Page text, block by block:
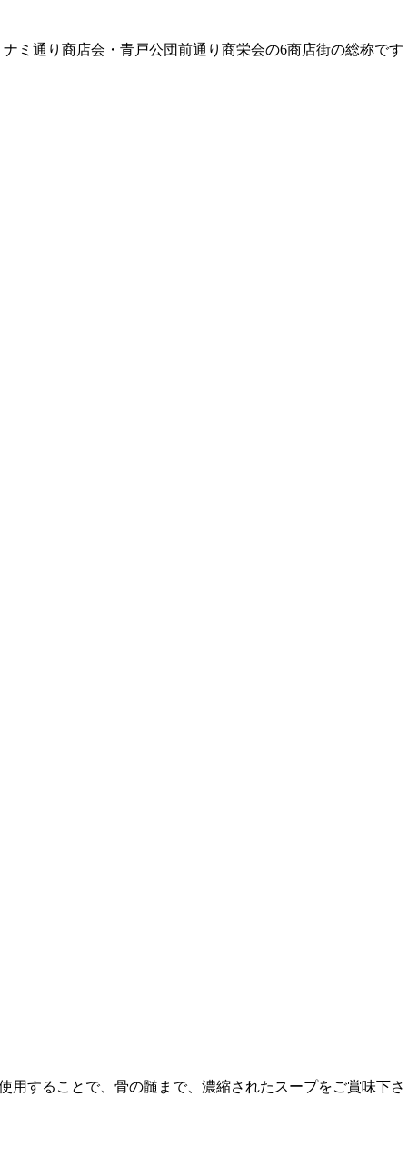
ミ通り商店会・青戸公団前通り商栄会の6商店街の総称です
することで、骨の髄まで、濃縮されたスープをご賞味下さ